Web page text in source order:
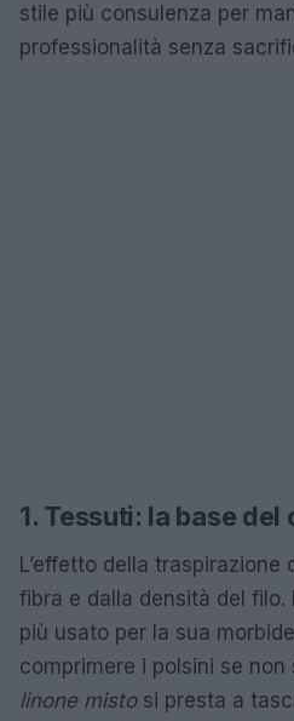
stile più consulenza per
professionalità senza
1. Tessuti: la base
L’effetto della traspirazione
fibra e dalla densità del filo. Il
più usato per la sua
comprimere i polsini se non
linone mistosi presta a